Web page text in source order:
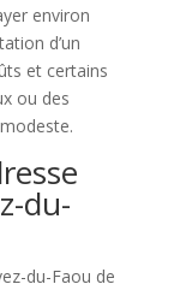
environ
d’un
et certains
ou des
du-
du-Faou de